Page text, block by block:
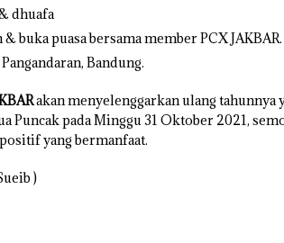
dhuafa
buka puasa bersama member PCX JAKBAR.
Bandung.
akan menyelenggarkan ulang tahunnya
Puncak pada Minggu 31 Oktober 2021,
yang bermanfaat.
)